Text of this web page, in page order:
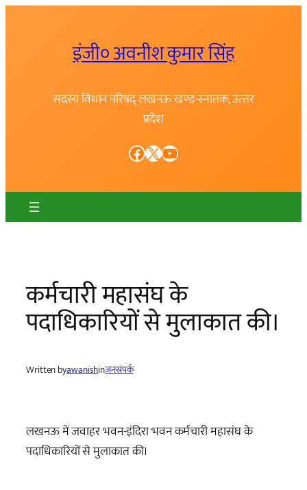
इंजी० अवनीश कुमार सिंह
सदस्य विधान परिषद् लखनऊ खण्ड-स्नातक, उत्त्तर
प्रदेश
Facebook X YouTube
कर्मचारी महासंघ के
पदाधिकारियों से मुलाकात की।
Written byawanishinजनसंपर्क
लखनऊ में जवाहर भवन-इंदिरा भवन कर्मचारी महासंघ के
पदाधिकारियों से मुलाकात की।